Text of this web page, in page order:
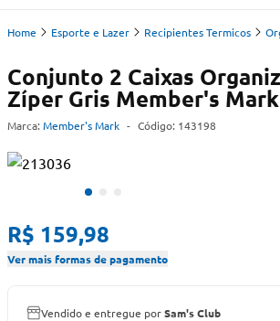
Home Esporte e Lazer Recipientes Termicos
Conjunto 2 Caixas
Zíper Gris Member's Mark
Marca: Member's Mark - Código: 143198
R$ 159,98
Ver mais formas de pagamento
Vendido e entregue porSam's Club